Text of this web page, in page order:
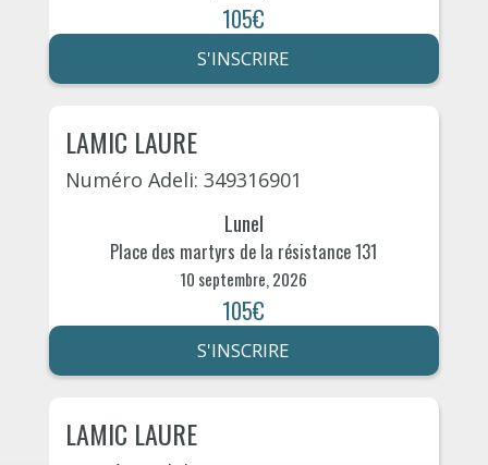
105€
S'INSCRIRE
LAMIC LAURE
Numéro Adeli: 349316901
Lunel
Place des martyrs de la résistance 131
10 septembre, 2026
105€
S'INSCRIRE
LAMIC LAURE